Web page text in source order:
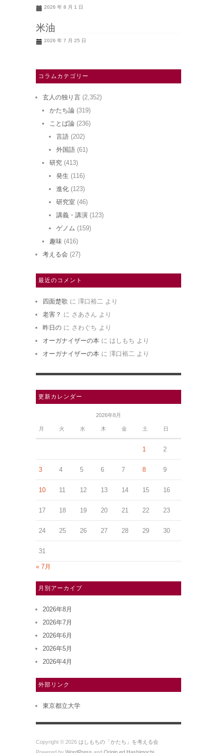
2026 年 8 月 1 日
米油
2026 年 7 月 25 日
コラムカテゴリー
玄人の独り言 (2,352)
かたち論 (319)
ことば論 (236)
言語 (202)
外国語 (61)
研究 (413)
発生 (116)
進化 (123)
研究室 (46)
講義・講演 (123)
ゲノム (159)
趣味 (416)
考える会 (27)
最近のコメント
四面楚歌 に 澤口裕二 より
老害？ に さあさん より
昨日の に さわぐち より
オーガナイザーの本 に はしもち より
オーガナイザーの本 に 澤口裕二 より
更新カレンダー
2026年8月
月 火 水 木 金 土 日
1 2
3 4 5 6 7 8 9
10 11 12 13 14 15 16
17 18 19 20 21 22 23
24 25 26 27 28 29 30
31
« 7月
月別アーカイブ
2026年8月
2026年7月
2026年6月
2026年5月
2026年4月
外部リンク
東京都立大学
Copyright © 2026 はしもちの「かたち」を考える会